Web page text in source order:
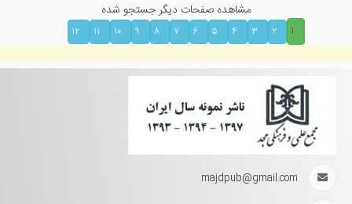
مشاهده صفحات دیگر جستجو شده
۱
۲ ۳ ۴ ۵ ۶ ۷ ۸ ۹ ۱۰ ۱۱ ۱۲
majdpub@gmail.com